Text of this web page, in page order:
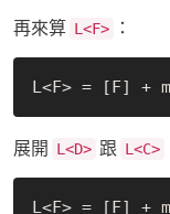
再來算 L<F> ：
展開 L<D> 跟 L<C>
L<F> = [F] +